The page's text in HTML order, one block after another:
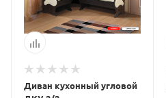
Диван кухонный угловой